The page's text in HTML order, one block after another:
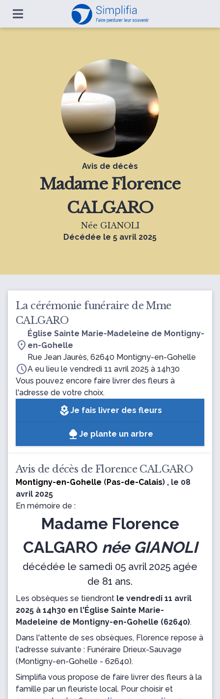
Avis de décès
Madame Florence
CALGARO
Née GIANOLI
Décédée le 5 avril 2025
La cérémonie funéraire de Mme
CALGARO
location_on
Église Sainte Marie-Madeleine de Montigny-
en-Gohelle
Rue Jean Jaurès, 62640 Montigny-en-Gohelle
scheduleA eu lieu le vendredi 11 avril 2025 à 14h30
Vous pouvez encore faire livrer des fleurs à
l'adresse de votre choix.
local_floristJe fais livrer des fleurs
Je plante un arbre
Avis de décès de Florence CALGARO
Montigny-en-Gohelle (Pas-de-Calais) , le 08
avril 2025
En mémoire de :
Madame Florence
CALGARO née GIANOLI
décédée le samedi 05 avril 2025 agée
de 81 ans.
Les obsèques se tiendront le vendredi 11 avril
2025 à 14h30 en l'Église Sainte Marie-
Madeleine de Montigny-en-Gohelle (62640).
Dans l'attente de ses obsèques, Florence repose à
l'adresse suivante : Funéraire Drieux-Sauvage
(Montigny-en-Gohelle - 62640).
Simplifia vous propose de faire livrer des fleurs à la
famille par un fleuriste local. Pour choisir et